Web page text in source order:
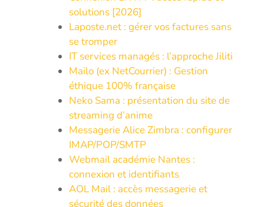
solutions [2026]
Laposte.net : gérer vos factures sans
se tromper
IT services managés : l’approche Jiliti
Mailo (ex NetCourrier) : Gestion
éthique 100% française
Neko Sama : présentation du site de
streaming d’anime
Messagerie Alice Zimbra : configurer
IMAP/POP/SMTP
Webmail académie Nantes :
connexion et identifiants
AOL Mail : accès messagerie et
sécurité des données